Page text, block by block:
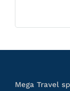
Mega Travel